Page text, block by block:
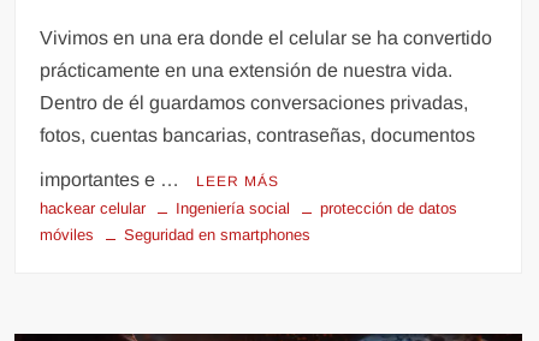
Vivimos en una era donde el celular se ha convertido
prácticamente en una extensión de nuestra vida.
Dentro de él guardamos conversaciones privadas,
fotos, cuentas bancarias, contraseñas, documentos
importantes e … LEER MÁS
hackear celular Ingeniería social
protección de datos
móviles
Seguridad en smartphones